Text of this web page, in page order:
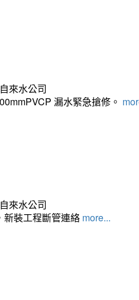
來水公司
漏水緊急搶修。
來水公司
新裝工程斷管連絡 more...